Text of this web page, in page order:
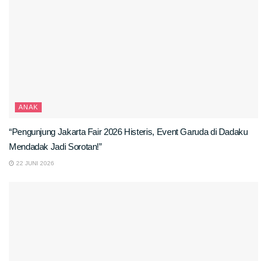
ANAK
“Pengunjung Jakarta Fair 2026 Histeris, Event Garuda di Dadaku
Mendadak Jadi Sorotan!”
22 JUNI 2026